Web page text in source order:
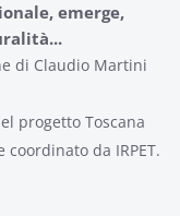
emerge,
di Claudio Martini
progetto Toscana
coordinato da IRPET.